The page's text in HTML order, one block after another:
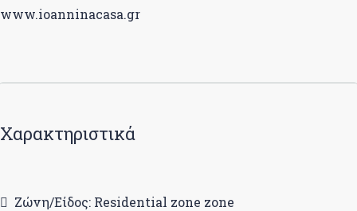
www.ioanninacasa.gr
Χαρακτηριστικά
Ζώνη/Είδος: Residential zone zone